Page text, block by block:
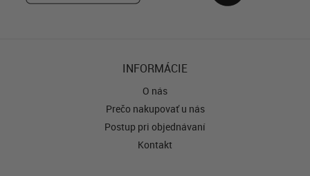
INFORMÁCIE
O nás
Prečo nakupovať u nás
Postup pri objednávaní
Kontakt